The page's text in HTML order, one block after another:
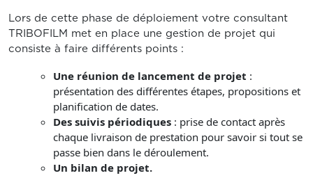
Lors de cette phase de déploiement votre consultant
TRIBOFILM met en place une gestion de projet qui
consiste à faire différents points :
Une réunion de lancement de projet :
présentation des différentes étapes, propositions et
planification de dates.
Des suivis périodiques : prise de contact après
chaque livraison de prestation pour savoir si tout se
passe bien dans le déroulement.
Un bilan de projet.